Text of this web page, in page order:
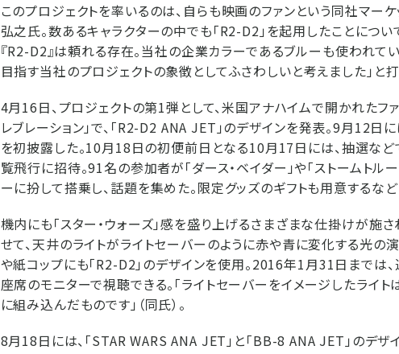
このプロジェクトを率いるのは、自らも映画のファンという同社マー
弘之氏。数あるキャラクターの中でも「R2-D2」を起用したことについ
『R2-D2』は頼れる存在。当社の企業カラーであるブルーも使われて
目指す当社のプロジェクトの象徴としてふさわしいと考えました」と打
4月16日、プロジェクトの第1弾として、米国アナハイムで開かれたファ
レブレーション」で、「R2-D2 ANA JET」のデザインを発表。9月12日
を初披露した。10月18日の初便前日となる10月17日には、抽選な
覧飛行に招待。91名の参加者が「ダース・ベイダー」や「ストームトル
ーに扮して搭乗し、話題を集めた。限定グッズのギフトも用意するなど
機内にも「スター・ウォーズ」感を盛り上げるさまざまな仕掛けが施
せて、天井のライトがライトセーバーのように赤や青に変化する光の
や紙コップにも「R2-D2」のデザインを使用。2016年1月31日までは、
座席のモニターで視聴できる。「ライトセーバーをイメージしたライ
に組み込んだものです」（同氏）。
8月18日には、「STAR WARS ANA JET」と「BB-8 ANA JET」のデ